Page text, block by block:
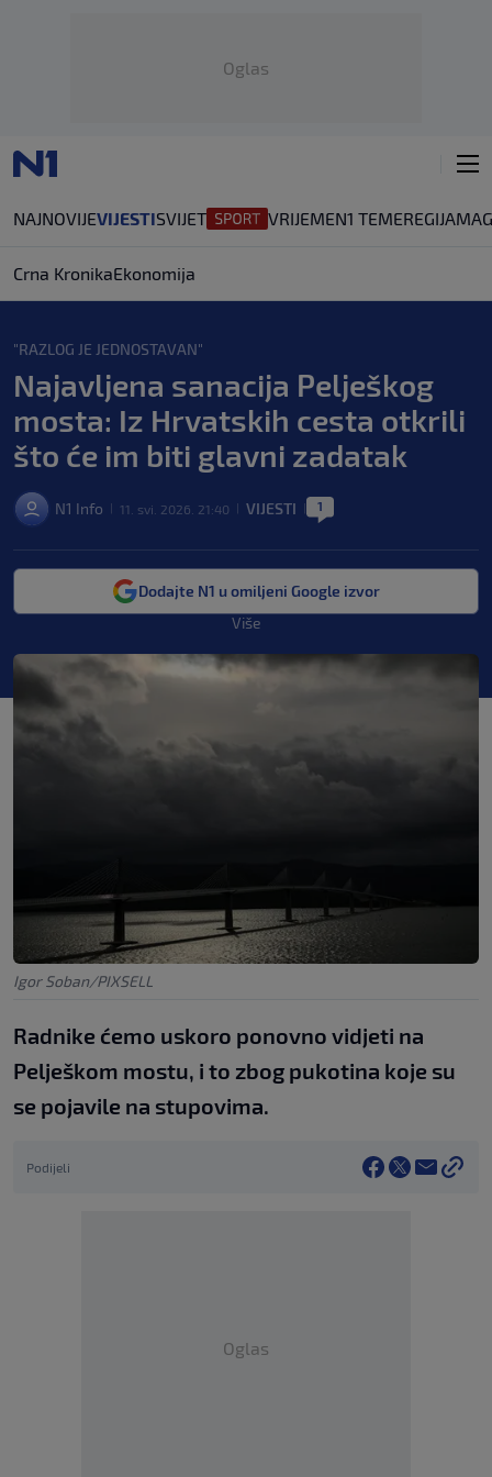
Oglas
NAJNOVIJEVIJESTISVIJET VRIJEMEN1 TEMEREGIJA
Crna KronikaEkonomija
"RAZLOG JE JEDNOSTAVAN"
Najavljena sanacija Pelješkog
mosta: Iz Hrvatskih cesta otkrili
što će im biti glavni zadatak
N1 Info 11. svi. 2026. 21:40 VIJESTI 1
Dodajte N1 u omiljeni Google izvor
Više
Igor Soban/PIXSELL
Radnike ćemo uskoro ponovno vidjeti na
Pelješkom mostu, i to zbog pukotina koje su
se pojavile na stupovima.
Podijeli
Oglas